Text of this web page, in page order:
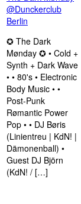
@Dunckerclub
Berlin
✪ The Dark
Mønday ✪ • Cold +
Synth + Dark Wave
• • 80's • Electronic
Body Music • •
Post-Punk
Rømantic Power
Pop • • DJ Børis
(Linientreu | KdN! |
Dämonenball) •
Guest DJ Björn
(KdN! / […]